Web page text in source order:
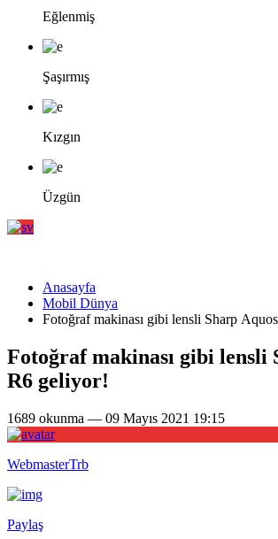
Eğlenmiş
Şaşırmış
Kızgın
Üzgün
Anasayfa
Mobil Dünya
Fotoğraf makinası gibi lensli Sharp
Fotoğraf makinası gibi lensli
R6 geliyor!
1689 okunma — 09 Mayıs 2021 19:15
WebmasterTrb
Paylaş